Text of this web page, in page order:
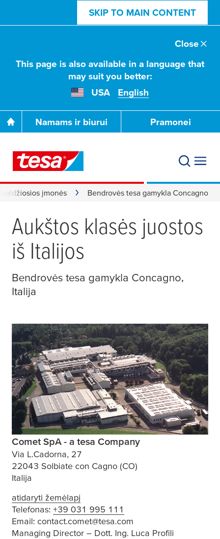
SKIP TO MAIN CONTENT
This page is also available in a language that
may suit you better:
USA
English
Close
Namams ir biurui Pramonei
įmonės Bendrovės tesa gamykla Concagno
Aukštos klasės juostos
iš Italijos
Bendrovės tesa gamykla Concagno,
Italija
Comet SpA - a tesa Company
Via L.Cadorna, 27
22043 Solbiate con Cagno (CO)
Italija
atidaryti žemėlapį
Telefonas: +39 031 995 111
Email: contact.comet@tesa.com
Managing Director – Dott. Ing. Luca Profili